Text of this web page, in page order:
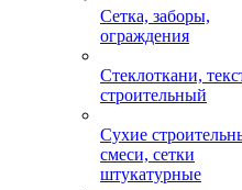
Сетка, заборы,
ограждения
Стеклоткани,
строительный
Сухие
смеси, сетки
штукатурные